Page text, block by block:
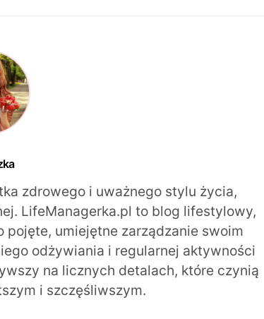
zdrowego i uważnego stylu życia,
LifeManagerka.pl to blog lifestylowy,
umiejętne zarządzanie swoim
odżywiania i regularnej aktywności
na licznych detalach, które czynią
i szczęśliwszym.